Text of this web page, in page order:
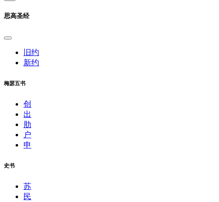
思高圣经
旧约
新约
梅瑟五书
创
出
肋
户
申
史书
苏
民